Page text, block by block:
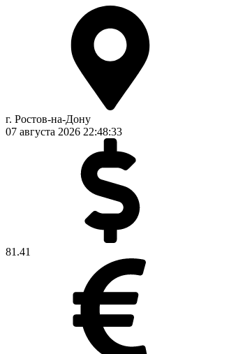
г. Ростов-на-Дону
07 августа 2026 22:48:34
81.41